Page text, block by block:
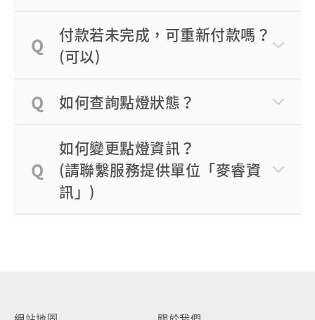
付款若未完成，可重新付款嗎？
(可以)
如何查詢點燈狀態？
如何變更點燈資訊？
(請聯繫服務提供單位「麥睿資
訊」)